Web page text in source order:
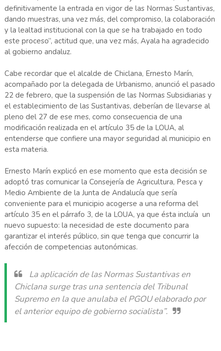
definitivamente la entrada en vigor de las Normas Sustantivas,
dando muestras, una vez más, del compromiso, la colaboración
y la lealtad institucional con la que se ha trabajado en todo
este proceso”, actitud que, una vez más, Ayala ha agradecido
al gobierno andaluz.
Cabe recordar que el alcalde de Chiclana, Ernesto Marín,
acompañado por la delegada de Urbanismo, anunció el pasado
22 de febrero, que la suspensión de las Normas Subsidiarias y
el establecimiento de las Sustantivas, deberían de llevarse al
pleno del 27 de ese mes, como consecuencia de una
modificación realizada en el artículo 35 de la LOUA, al
entenderse que confiere una mayor seguridad al municipio en
esta materia.
Ernesto Marín explicó en ese momento que esta decisión se
adoptó tras comunicar la Consejería de Agricultura, Pesca y
Medio Ambiente de la Junta de Andalucía que sería
conveniente para el municipio acogerse a una reforma del
artículo 35 en el párrafo 3, de la LOUA, ya que ésta incluía un
nuevo supuesto: la necesidad de este documento para
garantizar el interés público, sin que tenga que concurrir la
afección de competencias autonómicas.
La aplicación de las Normas Sustantivas en
Chiclana surge tras una sentencia del Tribunal
Supremo en la que anulaba el PGOU elaborado por
el anterior equipo de gobierno socialista”.